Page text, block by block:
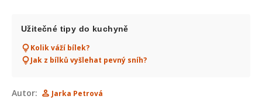
Užitečné tipy do kuchyně
Kolik váží bílek?
Jak z bílků vyšlehat pevný sníh?
Autor: Jarka Petrová